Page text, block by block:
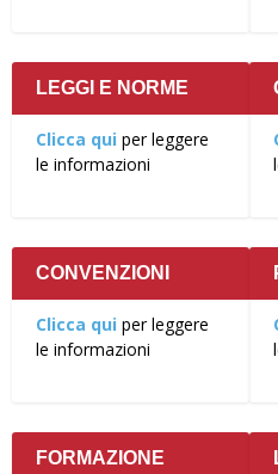
LEGGI E NORME
Clicca qui per leggere
le informazioni
CONVENZIONI
Clicca qui per leggere
le informazioni
FORMAZIONE